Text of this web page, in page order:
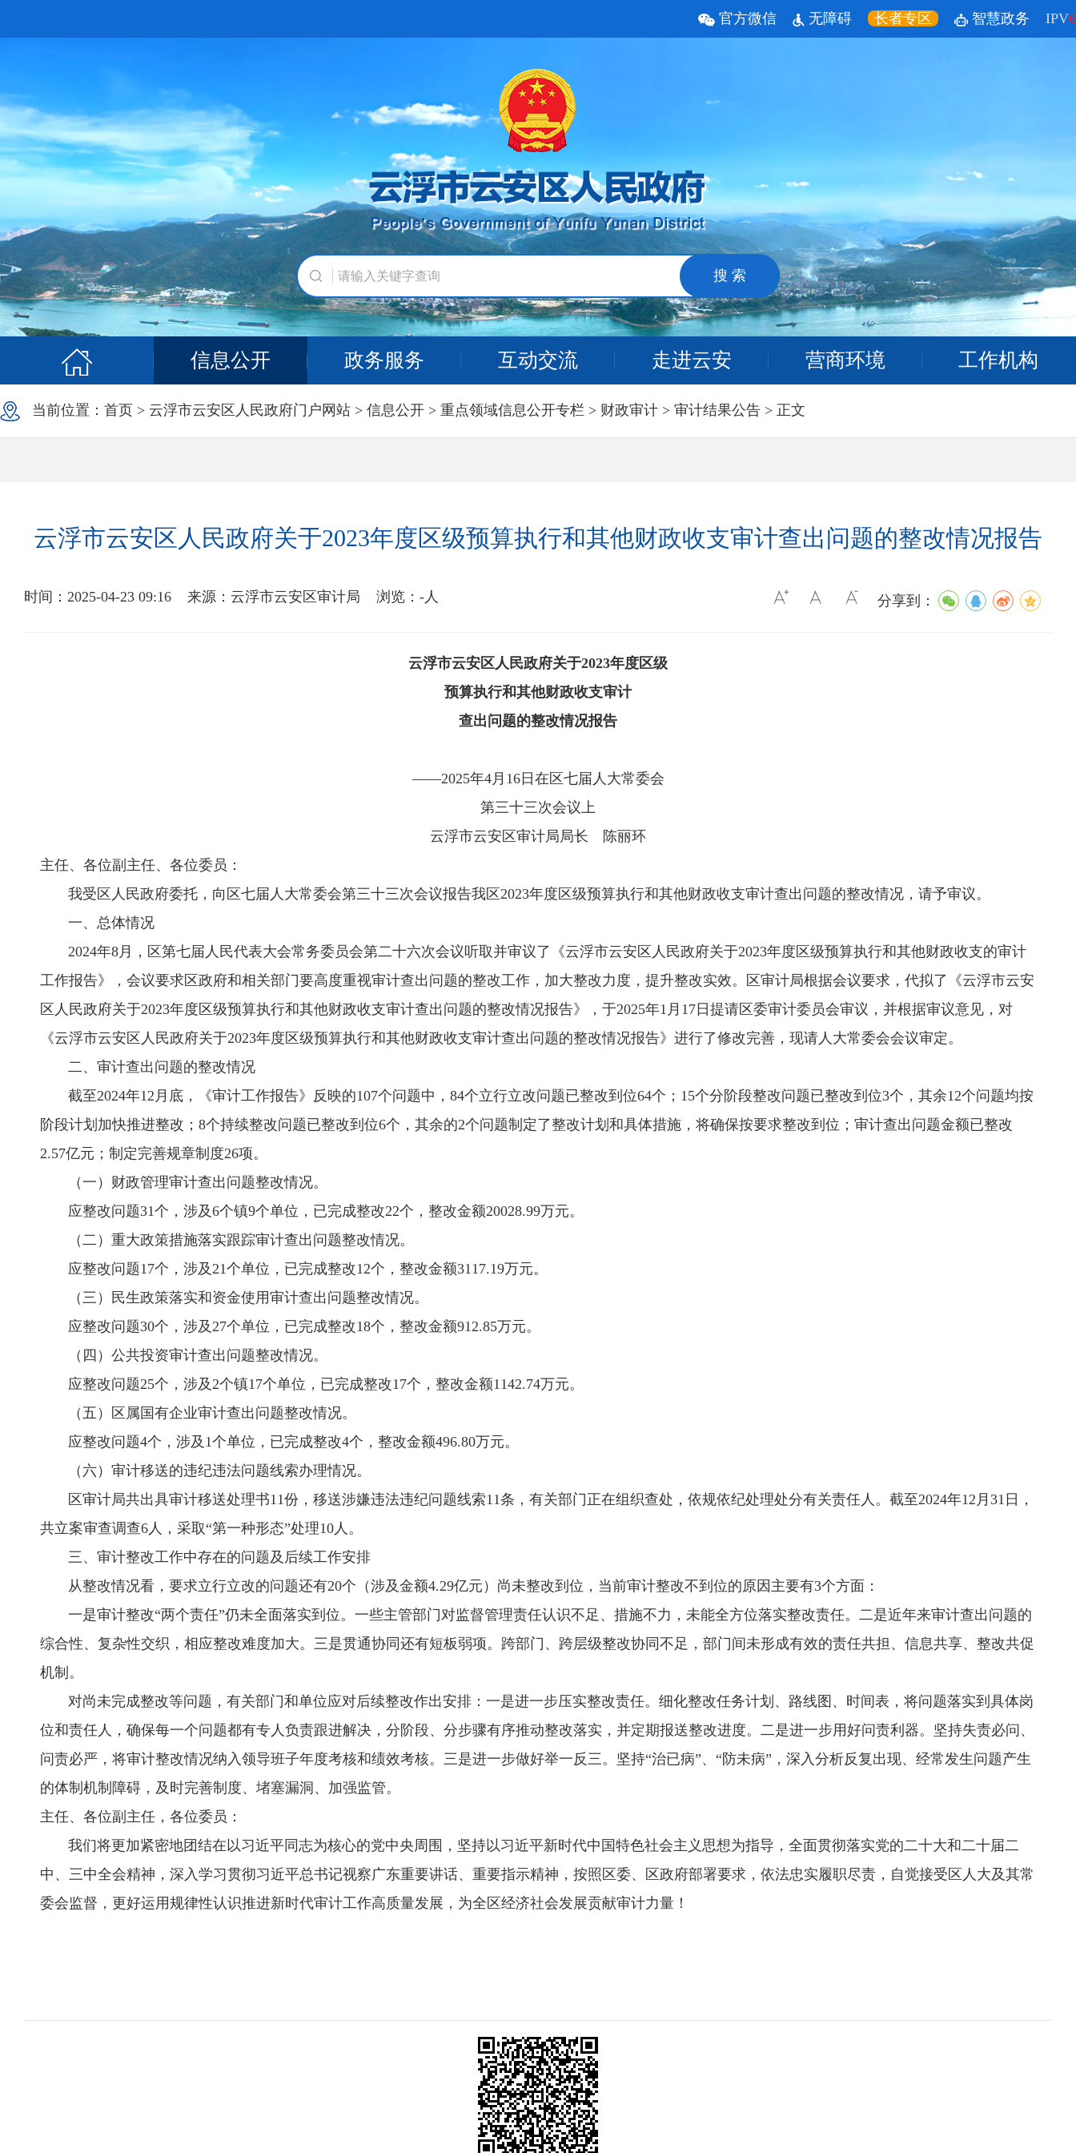
官方微信 无障碍 长者专区 智慧政务 IPV6
搜 索
信息公开 政务服务 互动交流 走进云安 营商环境 工作机构
当前位置： 首页 > 云浮市云安区人民政府门户网站 > 信息公开 > 重点领域信息公开专栏 > 财政审计 > 审计结果公告 > 正文
云浮市云安区人民政府关于2023年度区级预算执行和其他财政收支审计查出问题的整改情况报告
时间：2025-04-23 09:16 来源：云浮市云安区审计局 浏览： -人 分享到：
云浮市云安区人民政府关于2023年度区级
预算执行和其他财政收支审计
查出问题的整改情况报告
——2025年4月16日在区七届人大常委会
第三十三次会议上
云浮市云安区审计局局长 陈丽环
主任、各位副主任、各位委员：
我受区人民政府委托，向区七届人大常委会第三十三次会议报告我区2023年度区级预算执行和其他财政收支审计查出问题的整改情况，请予审议。
一、总体情况
2024年8月，区第七届人民代表大会常务委员会第二十六次会议听取并审议了《云浮市云安区人民政府关于2023年度区级预算执行和其他财政收支的审计
工作报告》，会议要求区政府和相关部门要高度重视审计查出问题的整改工作，加大整改力度，提升整改实效。区审计局根据会议要求，代拟了《云浮市云安
区人民政府关于2023年度区级预算执行和其他财政收支审计查出问题的整改情况报告》，于2025年1月17日提请区委审计委员会审议，并根据审议意见，对
《云浮市云安区人民政府关于2023年度区级预算执行和其他财政收支审计查出问题的整改情况报告》进行了修改完善，现请人大常委会会议审定。
二、审计查出问题的整改情况
截至2024年12月底，《审计工作报告》反映的107个问题中，84个立行立改问题已整改到位64个；15个分阶段整改问题已整改到位3个，其余12个问题均按
阶段计划加快推进整改；8个持续整改问题已整改到位6个，其余的2个问题制定了整改计划和具体措施，将确保按要求整改到位；审计查出问题金额已整改
2.57亿元；制定完善规章制度26项。
（一）财政管理审计查出问题整改情况。
应整改问题31个，涉及6个镇9个单位，已完成整改22个，整改金额20028.99万元。
（二）重大政策措施落实跟踪审计查出问题整改情况。
应整改问题17个，涉及21个单位，已完成整改12个，整改金额3117.19万元。
（三）民生政策落实和资金使用审计查出问题整改情况。
应整改问题30个，涉及27个单位，已完成整改18个，整改金额912.85万元。
（四）公共投资审计查出问题整改情况。
应整改问题25个，涉及2个镇17个单位，已完成整改17个，整改金额1142.74万元。
（五）区属国有企业审计查出问题整改情况。
应整改问题4个，涉及1个单位，已完成整改4个，整改金额496.80万元。
（六）审计移送的违纪违法问题线索办理情况。
区审计局共出具审计移送处理书11份，移送涉嫌违法违纪问题线索11条，有关部门正在组织查处，依规依纪处理处分有关责任人。截至2024年12月31日，
共立案审查调查6人，采取“第一种形态”处理10人。
三、审计整改工作中存在的问题及后续工作安排
从整改情况看，要求立行立改的问题还有20个（涉及金额4.29亿元）尚未整改到位，当前审计整改不到位的原因主要有3个方面：
一是审计整改“两个责任”仍未全面落实到位。一些主管部门对监督管理责任认识不足、措施不力，未能全方位落实整改责任。二是近年来审计查出问题的
综合性、复杂性交织，相应整改难度加大。三是贯通协同还有短板弱项。跨部门、跨层级整改协同不足，部门间未形成有效的责任共担、信息共享、整改共促
机制。
对尚未完成整改等问题，有关部门和单位应对后续整改作出安排：一是进一步压实整改责任。细化整改任务计划、路线图、时间表，将问题落实到具体岗
位和责任人，确保每一个问题都有专人负责跟进解决，分阶段、分步骤有序推动整改落实，并定期报送整改进度。二是进一步用好问责利器。坚持失责必问、
问责必严，将审计整改情况纳入领导班子年度考核和绩效考核。三是进一步做好举一反三。坚持“治已病”、“防未病”，深入分析反复出现、经常发生问题产生
的体制机制障碍，及时完善制度、堵塞漏洞、加强监管。
主任、各位副主任，各位委员：
我们将更加紧密地团结在以习近平同志为核心的党中央周围，坚持以习近平新时代中国特色社会主义思想为指导，全面贯彻落实党的二十大和二十届二
中、三中全会精神，深入学习贯彻习近平总书记视察广东重要讲话、重要指示精神，按照区委、区政府部署要求，依法忠实履职尽责，自觉接受区人大及其常
委会监督，更好运用规律性认识推进新时代审计工作高质量发展，为全区经济社会发展贡献审计力量！